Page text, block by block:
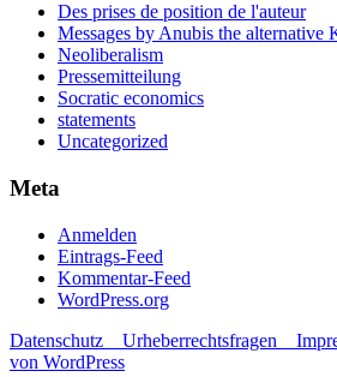
Des prises de position de l'auteur
Messages by Anubis the alternative
Neoliberalism
Pressemitteilung
Socratic economics
statements
Uncategorized
Meta
Anmelden
Eintrags-Feed
Kommentar-Feed
WordPress.org
Datenschutz _ Urheberrechtsfragen _
von WordPress